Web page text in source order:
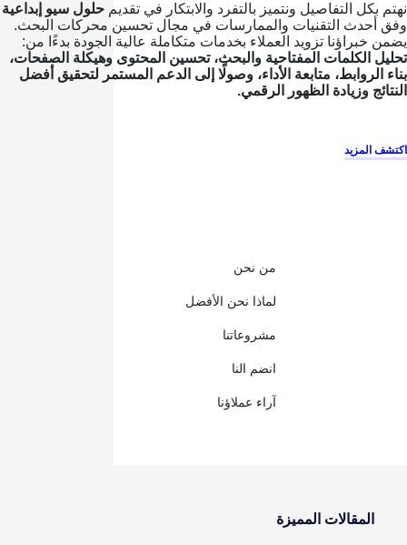
نهتم بكل التفاصيل ونتميز بالتفرد والابتكار في تقديم حلول سيو إبداعية
وفق أحدث التقنيات والممارسات في مجال تحسين محركات البحث.
يضمن خبراؤنا تزويد العملاء بخدمات متكاملة عالية الجودة بدءًا من:
تحليل الكلمات المفتاحية والبحث، تحسين المحتوى وهيكلة الصفحات،
بناء الروابط، متابعة الأداء، وصولًا إلى الدعم المستمر لتحقيق أفضل
النتائج وزيادة الظهور الرقمي.
اكتشف المزيد
من نحن
لماذا نحن الأفضل
مشروعاتنا
انضم النا
آراء عملاؤنا
المقالات المميزة